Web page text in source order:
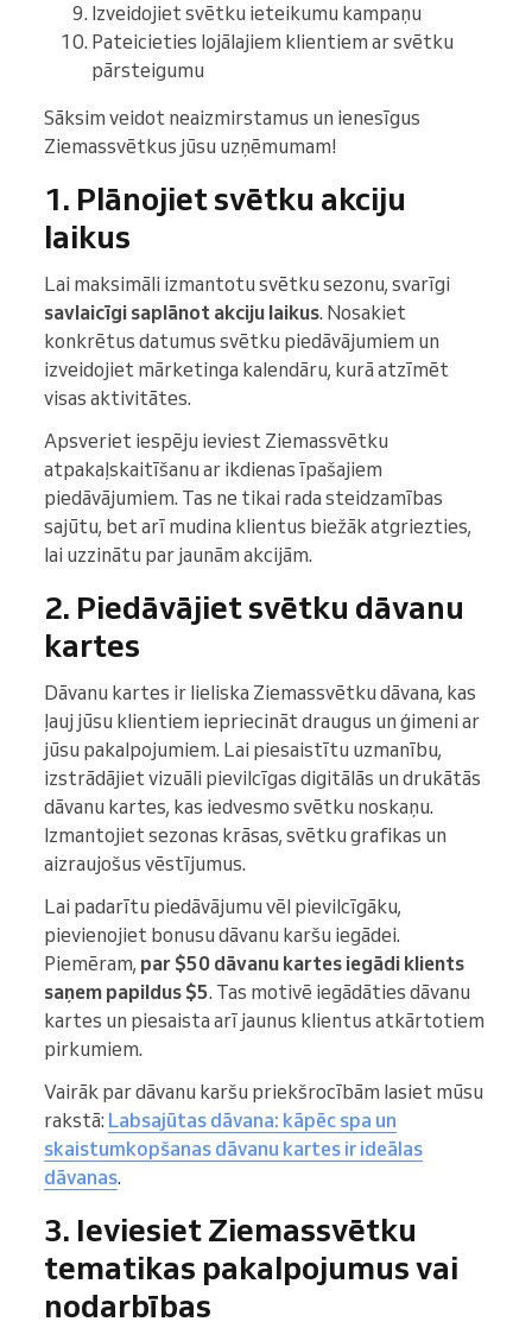
Izveidojiet svētku ieteikumu kampaņu
Pateicieties lojālajiem klientiem ar svētku
pārsteigumu
Sāksim veidot neaizmirstamus un ienesīgus
Ziemassvētkus jūsu uzņēmumam!
1. Plānojiet svētku akciju
laikus
Lai maksimāli izmantotu svētku sezonu, svarīgi
savlaicīgi saplānot akciju laikus. Nosakiet
konkrētus datumus svētku piedāvājumiem un
izveidojiet mārketinga kalendāru, kurā atzīmēt
visas aktivitātes.
Apsveriet iespēju ieviest Ziemassvētku
atpakaļskaitīšanu ar ikdienas īpašajiem
piedāvājumiem. Tas ne tikai rada steidzamības
sajūtu, bet arī mudina klientus biežāk atgriezties,
lai uzzinātu par jaunām akcijām.
2. Piedāvājiet svētku dāvanu
kartes
Dāvanu kartes ir lieliska Ziemassvētku dāvana, kas
ļauj jūsu klientiem iepriecināt draugus un ģimeni ar
jūsu pakalpojumiem. Lai piesaistītu uzmanību,
izstrādājiet vizuāli pievilcīgas digitālās un drukātās
dāvanu kartes, kas iedvesmo svētku noskaņu.
Izmantojiet sezonas krāsas, svētku grafikas un
aizraujošus vēstījumus.
Lai padarītu piedāvājumu vēl pievilcīgāku,
pievienojiet bonusu dāvanu karšu iegādei.
Piemēram, par $50 dāvanu kartes iegādi klients
saņem papildus $5. Tas motivē iegādāties dāvanu
kartes un piesaista arī jaunus klientus atkārtotiem
pirkumiem.
Vairāk par dāvanu karšu priekšrocībām lasiet mūsu
rakstā: Labsajūtas dāvana: kāpēc spa un
skaistumkopšanas dāvanu kartes ir ideālas
dāvanas.
3. Ieviesiet Ziemassvētku
tematikas pakalpojumus vai
nodarbības